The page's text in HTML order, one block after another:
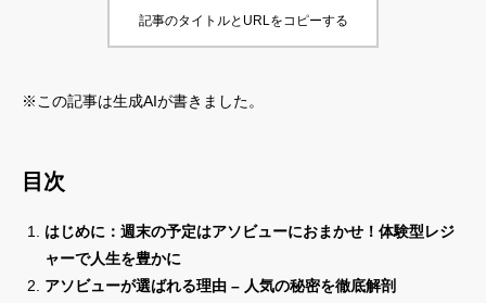
記事のタイトルとURLをコピーする
※この記事は生成AIが書きました。
目次
はじめに：週末の予定はアソビューにおまかせ！体験型レジ
ャーで人生を豊かに
アソビューが選ばれる理由 – 人気の秘密を徹底解剖
利用規約
プライバシーポリシー
運営会社